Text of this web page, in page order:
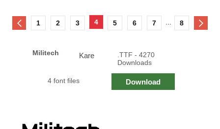
1 2 3 4 5 6 7 8
Militech Kare
.TTF - 4270
Downloads
4 font files Download